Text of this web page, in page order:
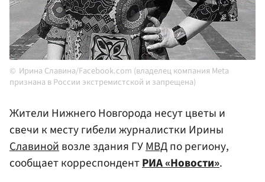
Ирина Славина/Facebook.com (владелец компания Meta
признана в России экстремистской и запрещена)
Жители Нижнего Новгорода несут цветы и
свечи к месту гибели журналистки Ирины
Славинойвозле здания ГУМВДпо региону,
сообщает корреспондентРИА «Новости».